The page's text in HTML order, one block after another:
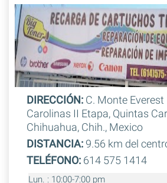
DIRECCIÓN:C. Monte Everest
Carolinas II Etapa, Quintas
Chihuahua, Chih., Mexico
DISTANCIA:9.56 km del
TELÉFONO:614 575 1414
Lun. : 10:00-7:00 pm